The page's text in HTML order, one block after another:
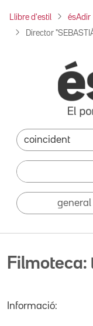
Llibre d'estil ésAdir
Director
general
Filmoteca:
Informació: